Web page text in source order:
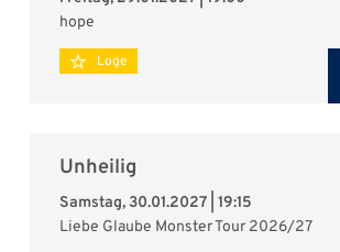
hope
Loge
Unheilig
Samstag, 30.01.2027 | 19:15
Liebe Glaube Monster Tour 2026/27